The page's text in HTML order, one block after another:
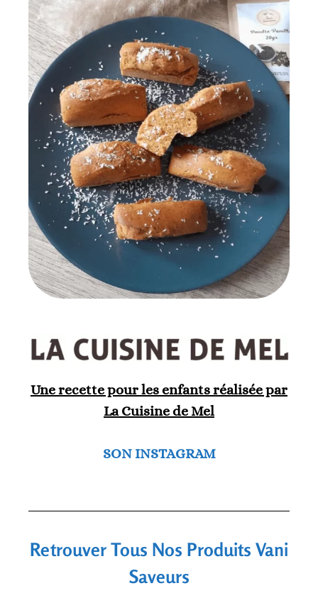
Une recette pour les enfants réalisée par
La Cuisine de Mel
SON INSTAGRAM
Retrouver Tous Nos Produits Vani
Saveurs